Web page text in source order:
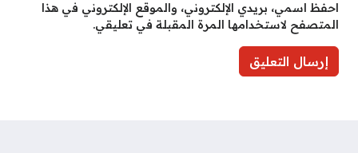
احفظ اسمي، بريدي الإلكتروني، والموقع الإلكتروني في هذا
المتصفح لاستخدامها المرة المقبلة في تعليقي.